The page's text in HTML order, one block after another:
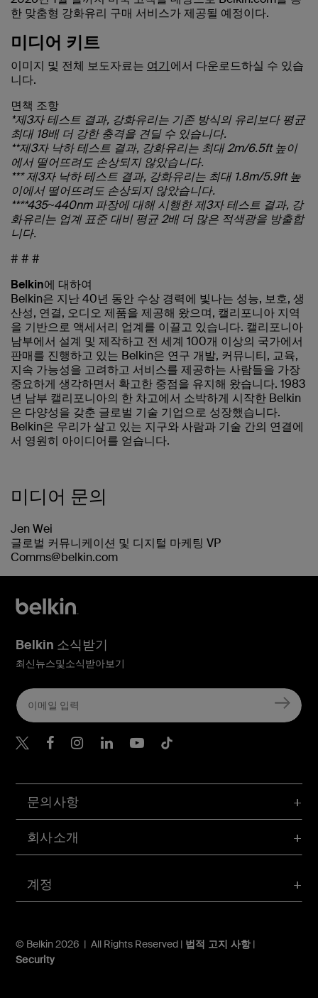
한 맞춤형 강화유리 구매 서비스가 제공될 예정이다.
미디어 키트
이미지 및 전체 보도자료는 여기에서 다운로드하실 수 있습
니다.
면책 조항
*제3자 테스트 결과, 강화유리는 기존 방식의 유리보다 평균
최대 18배 더 강한 충격을 견딜 수 있습니다.
**제3자 낙하 테스트 결과, 강화유리는 최대 2m/6.5ft 높이
에서 떨어뜨려도 손상되지 않았습니다.
*** 제3자 낙하 테스트 결과, 강화유리는 최대 1.8m/5.9ft 높
이에서 떨어뜨려도 손상되지 않았습니다.
****435~440nm 파장에 대해 시행한 제3자 테스트 결과, 강
화유리는 업계 표준 대비 평균 2배 더 많은 적색광을 방출합
니다.
# # #
Belkin에 대하여
Belkin은 지난 40년 동안 수상 경력에 빛나는 성능, 보호, 생
산성, 연결, 오디오 제품을 제공해 왔으며, 캘리포니아 지역
을 기반으로 액세서리 업계를 이끌고 있습니다. 캘리포니아
남부에서 설계 및 제작하고 전 세계 100개 이상의 국가에서
판매를 진행하고 있는 Belkin은 연구 개발, 커뮤니티, 교육,
지속 가능성을 고려하고 서비스를 제공하는 사람들을 가장
중요하게 생각하면서 확고한 중점을 유지해 왔습니다. 1983
년 남부 캘리포니아의 한 차고에서 소박하게 시작한 Belkin
은 다양성을 갖춘 글로벌 기술 기업으로 성장했습니다.
Belkin은 우리가 살고 있는 지구와 사람과 기술 간의 연결에
서 영원히 아이디어를 얻습니다.
미디어 문의
Jen Wei
글로벌 커뮤니케이션 및 디지털 마케팅 VP
Comms@belkin.com
계정
문의사항
회사소개
© Belkin 2026 | All Rights Reserved | 법적 고지 사항|
Security
Belkin 소식받기
최신뉴스및소식받아보기
Belkin Twitter